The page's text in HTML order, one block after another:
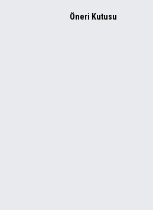
Öneri Kutusu